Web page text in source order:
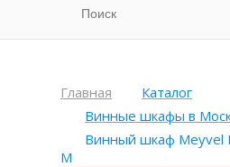
Главная
Каталог
Винные шкафы в
Винный шкаф Meyvel
M